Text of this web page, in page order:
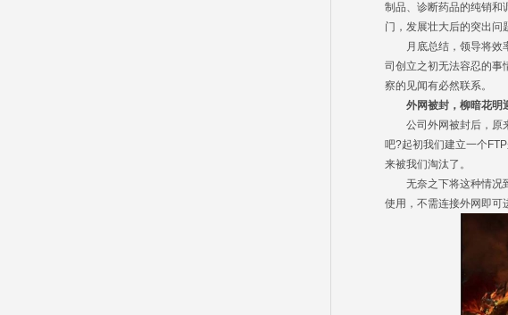
制品、诊断药品的纯销和
门，发展壮大后的突出问
月底总结，领导将效率
司创立之初无法容忍的事
察的见闻有必然联系。
外网被封，柳暗花明
公司外网被封后，原来
吧?起初我们建立一个
来被我们淘汰了。
无奈之下将这种情况到
使用，不需连接外网即可